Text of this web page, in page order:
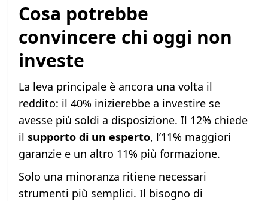
Cosa potrebbe
convincere chi oggi non
investe
La leva principale è ancora una volta il
reddito: il 40% inizierebbe a investire se
avesse più soldi a disposizione. Il 12% chiede
il supporto di un esperto, l’11% maggiori
garanzie e un altro 11% più formazione.
Solo una minoranza ritiene necessari
strumenti più semplici. Il bisogno di